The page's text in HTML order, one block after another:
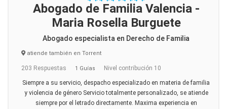
Abogado de Familia Valencia -
Maria Rosella Burguete
Abogado especialista en Derecho de Familia
atiende también en Torrent
203 Respuestas 1 Guías Nivel contribución 10
Siempre a su servicio, despacho especializado en materia de familia
y violencia de género Servicio totalmente personalizado, se atiende
siempre por el letrado directamente. Maxima experiencia en